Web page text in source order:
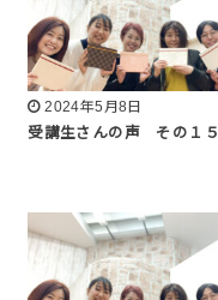
2024年5月8日
受講生さんの声 その１５